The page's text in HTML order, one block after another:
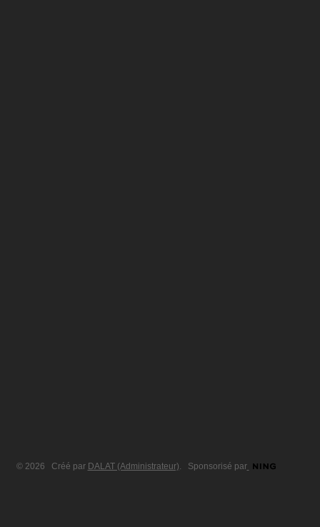
© 2026 Créé par DALAT (Administrateur) . Sponsorisé par